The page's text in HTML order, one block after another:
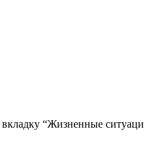
“Жизненные